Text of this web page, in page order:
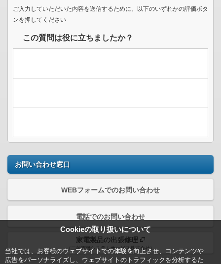
Cookieの取り扱いについて
当社では、お客様のウェブサイトでの体験を向上させ、コンテンツや
広告をパーソナライズし、ウェブサイトのトラフィックを分析するた
ご入力していただいた内容を送信するために、以下のいずれかの評価ボタ
ンを押してください
この質問は役に立ちましたか？
お問い合わせ窓口
WEBフォームでのお問い合わせ
電話でのお問い合わせ
家電製品の出張修理
（三菱電機システムサービス株式会社）